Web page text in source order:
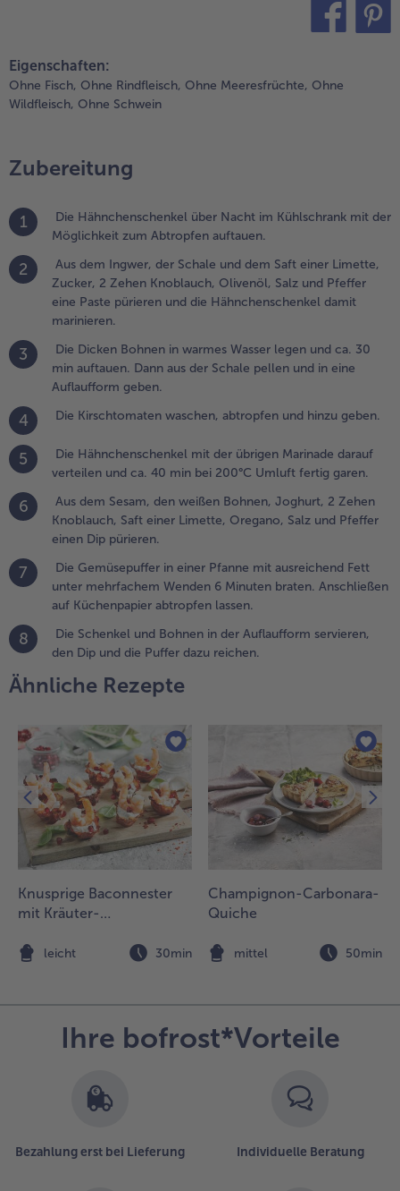
geben.
der übrigen
darauf
und ca.
min bei 200°C
fertig
dem
2
einer
Dip
mit
unter
6
Eigenschaften:
Ohne Fisch, Ohne Rindfleisch, Ohne Meeresfrüchte, Ohne
Wildfleisch, Ohne Schwein
Zubereitung
1
Die Hähnchenschenkel über Nacht im Kühlschrank mit der
Möglichkeit zum Abtropfen auftauen.
2
Aus dem Ingwer, der Schale und dem Saft einer Limette,
Zucker, 2 Zehen Knoblauch, Olivenöl, Salz und Pfeffer
eine Paste pürieren und die Hähnchenschenkel damit
marinieren.
3
Die Dicken Bohnen in warmes Wasser legen und ca. 30
min auftauen. Dann aus der Schale pellen und in eine
Auflaufform geben.
4 Die Kirschtomaten waschen, abtropfen und hinzu geben.
5
Die Hähnchenschenkel mit der übrigen Marinade darauf
verteilen und ca. 40 min bei 200°C Umluft fertig garen.
6
Aus dem Sesam, den weißen Bohnen, Joghurt, 2 Zehen
Knoblauch, Saft einer Limette, Oregano, Salz und Pfeffer
einen Dip pürieren.
7
Die Gemüsepuffer in einer Pfanne mit ausreichend Fett
unter mehrfachem Wenden 6 Minuten braten. Anschließen
auf Küchenpapier abtropfen lassen.
8
Die Schenkel und Bohnen in der Auflaufform servieren,
den Dip und die Puffer dazu reichen.
Ähnliche Rezepte
Knusprige Baconnester
mit Kräuter-
und Granatapfel
leicht 30min
Champignon-Carbonara-
Quiche
mittel 50min
Ihre bofrost*Vorteile
Bezahlung erst bei Lieferung Individuelle Beratung